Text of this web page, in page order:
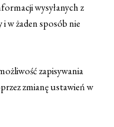
wysyłanych z
w żaden sposób nie
zapisywania
zmianę ustawień w